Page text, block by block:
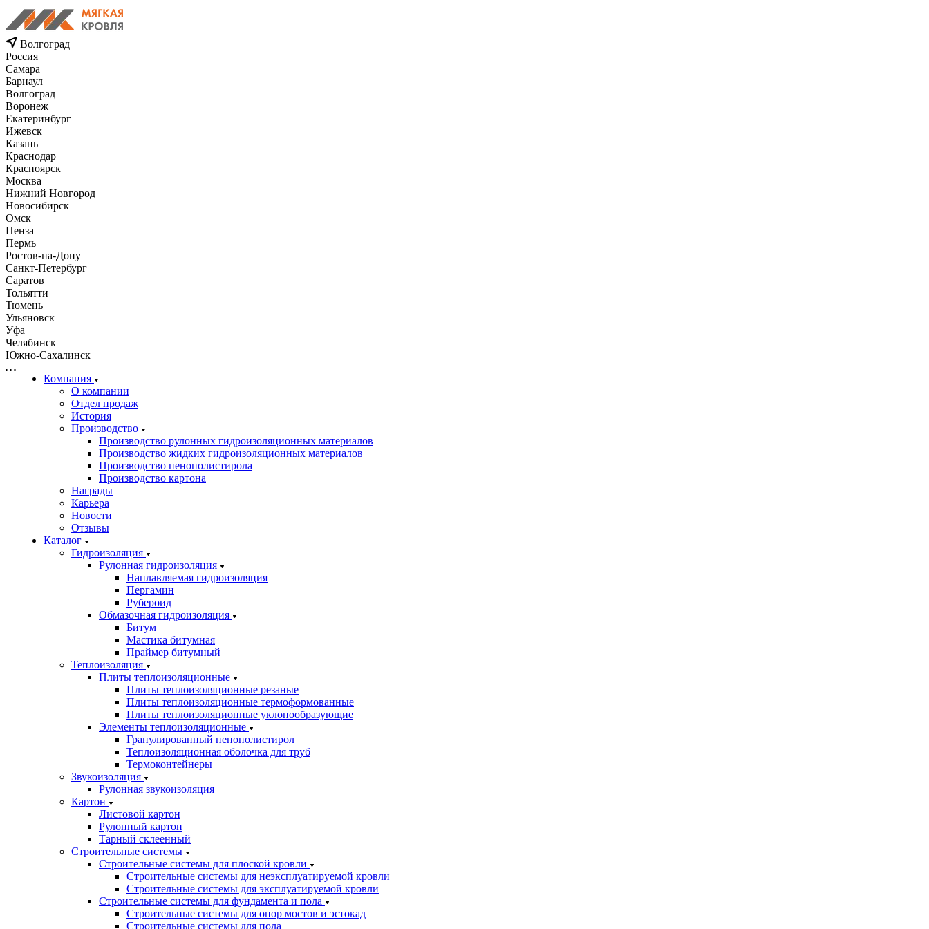
Волгоград
Россия
Самара
Барнаул
Волгоград
Воронеж
Екатеринбург
Ижевск
Казань
Краснодар
Красноярск
Москва
Нижний Новгород
Новосибирск
Омск
Пенза
Пермь
Ростов-на-Дону
Санкт-Петербург
Саратов
Тольятти
Тюмень
Ульяновск
Уфа
Челябинск
Южно-Сахалинск
Компания
О компании
Отдел продаж
История
Производство
Производство рулонных гидроизоляционных материалов
Производство жидких гидроизоляционных материалов
Производство пенополистирола
Производство картона
Награды
Карьера
Новости
Отзывы
Каталог
Гидроизоляция
Рулонная гидроизоляция
Наплавляемая гидроизоляция
Пергамин
Рубероид
Обмазочная гидроизоляция
Битум
Мастика битумная
Праймер битумный
Теплоизоляция
Плиты теплоизоляционные
Плиты теплоизоляционные резаные
Плиты теплоизоляционные термоформованные
Плиты теплоизоляционные уклонообразующие
Элементы теплоизоляционные
Гранулированный пенополистирол
Теплоизоляционная оболочка для труб
Термоконтейнеры
Звукоизоляция
Рулонная звукоизоляция
Картон
Листовой картон
Рулонный картон
Тарный склеенный
Строительные системы
Строительные системы для плоской кровли
Строительные системы для неэксплуатируемой кровли
Строительные системы для эксплуатируемой кровли
Строительные системы для фундамента и пола
Строительные системы для опор мостов и эстокад
Строительные системы для пола